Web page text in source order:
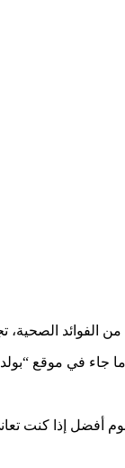
من الفوائد
أفضل إذا كنت